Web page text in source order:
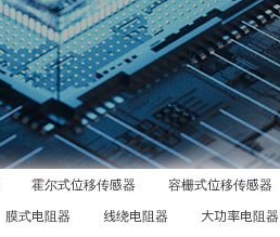
霍尔式位移传感器 容栅式位移传感器
膜式电阻器 线绕电阻器 大功率电阻器